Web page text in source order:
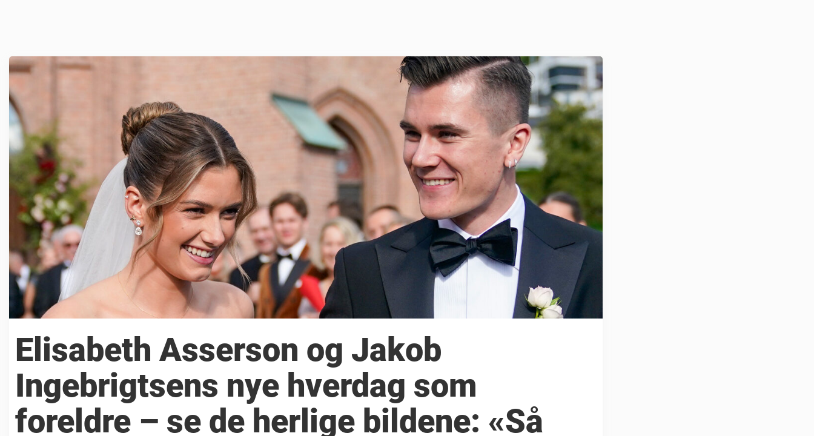
Elisabeth Asserson og Jakob
Ingebrigtsens nye hverdag som
foreldre – se de herlige bildene: «Så